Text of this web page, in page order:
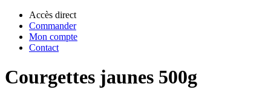
Accès direct
Commander
Mon compte
Contact
Courgettes jaunes 500g